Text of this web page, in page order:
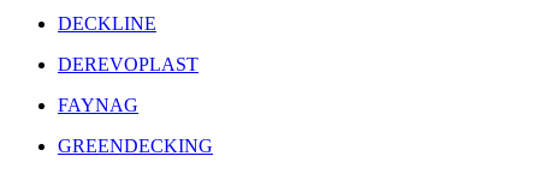
DECKLINE
DEREVOPLAST
FAYNAG
GREENDECKING